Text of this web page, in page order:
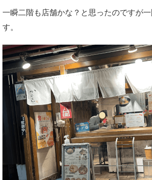
一瞬二階も店舗かな？と思ったのですが
す。